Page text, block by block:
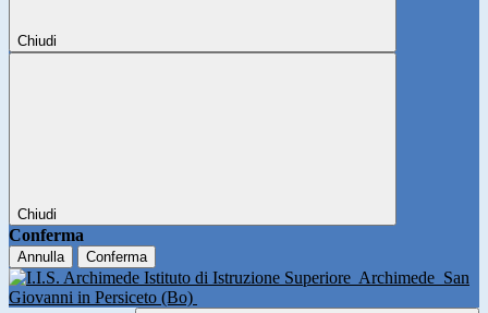
Chiudi
Chiudi
Conferma
Annulla Conferma
Istituto di Istruzione Superiore Archimede San
Giovanni in Persiceto (Bo)